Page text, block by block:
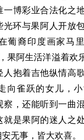
一博彩业合法化之
环与果阿人开放
葡裔印度画家马
果阿生活洋溢着欢
人抱着吉他纵情高
向雀跃的女儿，
察，还能听到一曲
就是果阿的迷人之
无事，皆大欢喜。